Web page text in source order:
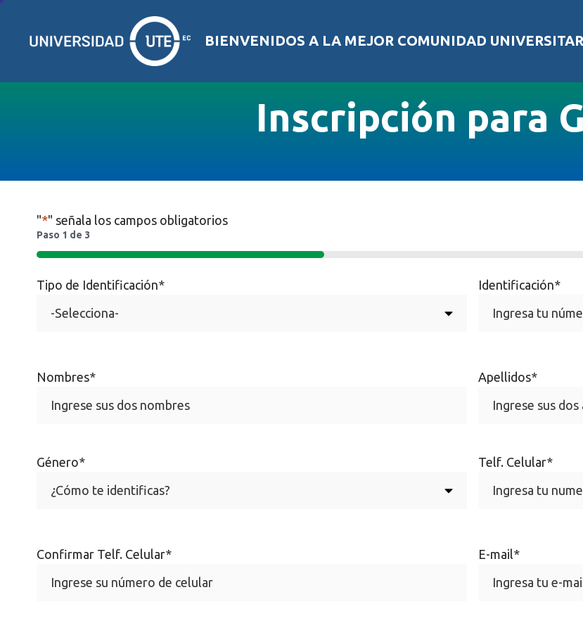
BIENVENIDOS A LA MEJOR COMUNIDAD
Inscripción para
"*" señala los campos obligatorios
Paso 1 de 3
33%
Tipo de Identificación* Identificación*
Nombres* Apellidos*
Género* Telf. Celular*
Confirmar Telf. Celular* E-mail*